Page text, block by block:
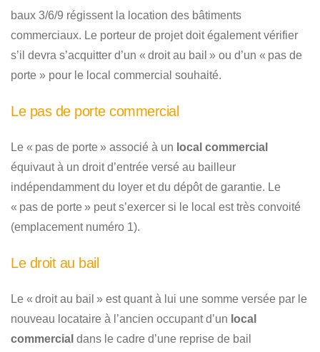
baux 3/6/9 régissent la location des bâtiments
commerciaux. Le porteur de projet doit également vérifier
s’il devra s’acquitter d’un « droit au bail » ou d’un « pas de
porte » pour le local commercial souhaité.
Le pas de porte commercial
Le « pas de porte » associé à un local commercial
équivaut à un droit d’entrée versé au bailleur
indépendamment du loyer et du dépôt de garantie. Le
« pas de porte » peut s’exercer si le local est très convoité
(emplacement numéro 1).
Le droit au bail
Le « droit au bail » est quant à lui une somme versée par le
nouveau locataire à l’ancien occupant d’un local
commercial dans le cadre d’une reprise de bail